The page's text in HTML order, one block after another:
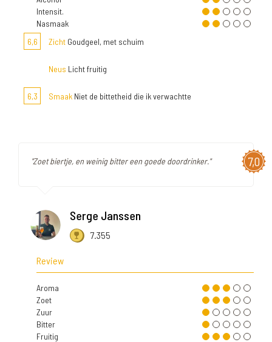
Intensit.
Nasmaak
6,6
Zicht Goudgeel, met schuim
Neus Licht fruitig
6,3 Smaak Niet de bittetheid die ik verwachtte
7,0
"Zoet biertje, en weinig bitter een goede doordrinker."
Serge Janssen
7.355
Review
Aroma
Zoet
Zuur
Bitter
Fruitig